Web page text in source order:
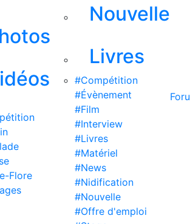
Flore
Nouvelle
Livres
#Compétition
#Évènement
#Film
#Interview
#Livres
#Matériel
#News
#Nidification
#Nouvelle
#Offre d'emploi